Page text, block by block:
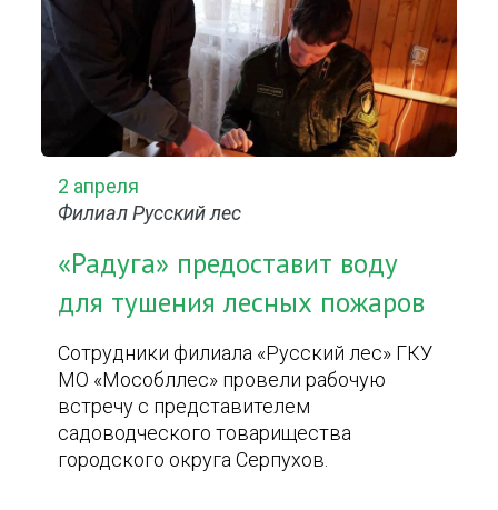
2 апреля
Филиал Русский лес
«Радуга» предоставит воду
для тушения лесных пожаров
Сотрудники филиала «Русский лес» ГКУ
МО «Мособллес» провели рабочую
встречу с представителем
садоводческого товарищества
городского округа Серпухов.